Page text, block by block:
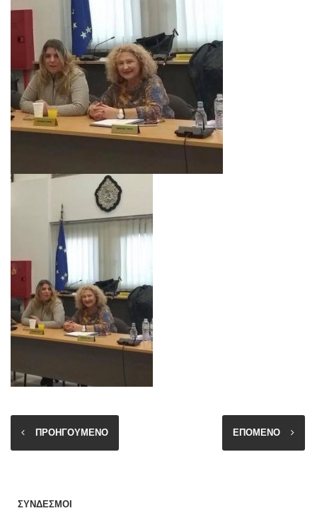
ΠΡΟΗΓΟΥΜΕΝΟ ΕΠΟΜΕΝΟ
ΣΥΝΔΕΣΜΟΙ